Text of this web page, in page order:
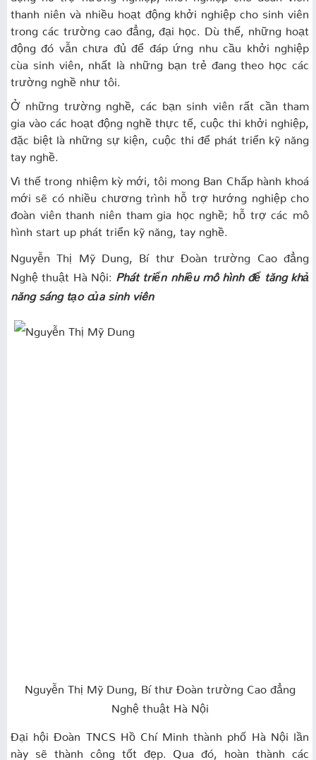
thanh niên và nhiều hoạt động khởi nghiệp cho sinh viên
trong các trường cao đẳng, đại học. Dù thế, những hoạt
động đó vẫn chưa đủ để đáp ứng nhu cầu khởi nghiệp
cùa sinh viên, nhất là những bạn trẻ đang theo học các
trường nghề như tôi.
Ở những trường nghề, các bạn sinh viên rất cần tham
gia vào các hoạt động nghề thực tế, cuộc thi khởi nghiệp,
đặc biệt là những sự kiện, cuộc thi để phát triển kỹ năng
tay nghề.
Vì thế trong nhiệm kỳ mới, tôi mong Ban Chấp hành khoá
mới sẽ có nhiều chương trình hỗ trợ hướng nghiệp cho
đoàn viên thanh niên tham gia học nghề; hỗ trợ các mô
hình start up phát triển kỹ năng, tay nghề.
Nguyễn Thị Mỹ Dung, Bí thư Đoàn trường Cao đẳng
Nghệ thuật Hà Nội: Phát triển nhiều mô hình để tăng khả
năng sáng tạo của sinh viên
Nguyễn Thị Mỹ Dung, Bí thư Đoàn trường Cao đẳng
Nghệ thuật Hà Nội
Đại hội Đoàn TNCS Hồ Chí Minh thành phố Hà Nội lần
này sẽ thành công tốt đẹp. Qua đó, hoàn thành các